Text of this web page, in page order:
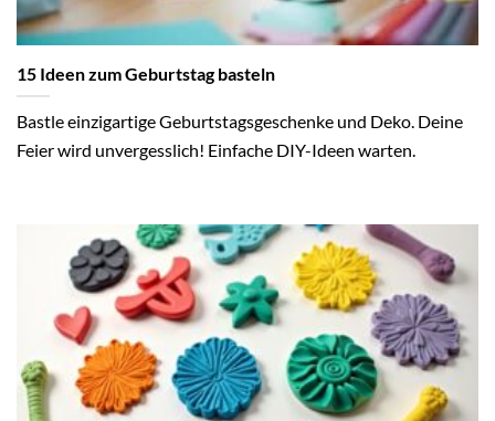
15 Ideen zum Geburtstag basteln
Bastle einzigartige Geburtstagsgeschenke und Deko. Deine
Feier wird unvergesslich! Einfache DIY-Ideen warten.